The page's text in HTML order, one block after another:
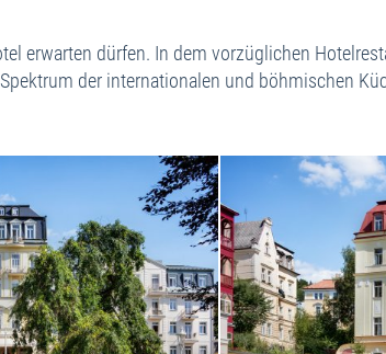
erwarten dürfen. In dem vorzüglichen
der internationalen und böhmischen